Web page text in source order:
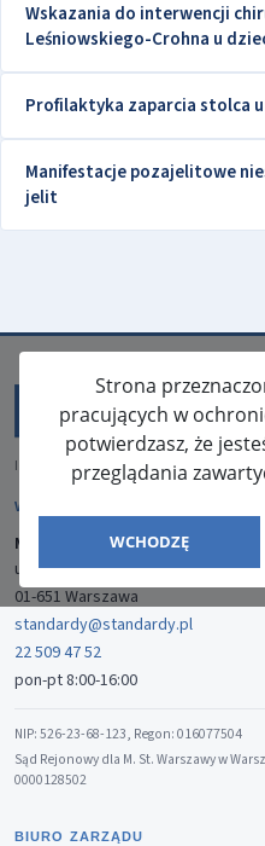
Wskazania do interwencji
Leśniowskiego-Crohna u
Profilaktyka zaparcia stolca
Manifestacje pozajelitowe
jelit
Strona
pracujących w
potwierdzasz, że
przeglądania
WCHODZĘ
ISSN: 2080-5438
WYDAWCA
Media-Press Sp. z o.o.
ul. Gwiaździsta 7B/8
01-651 Warszawa
standardy@standardy.pl
22 509 47 52
pon-pt 8:00-16:00
NIP: 526-23-68-123, Regon: 016077504
Sąd Rejonowy dla M. St. Warszawy w
0000128502
BIURO ZARZĄDU